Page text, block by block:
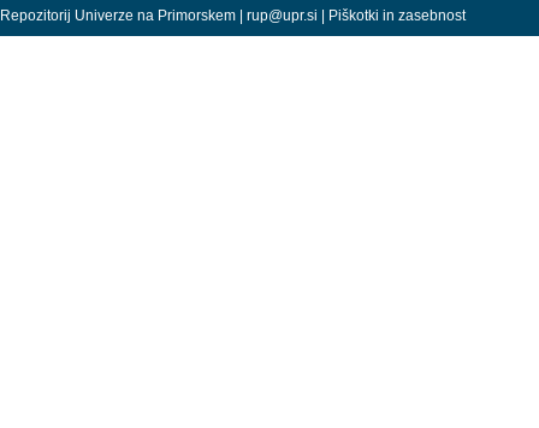
Repozitorij Univerze na Primorskem | rup@upr.si | Piškotki in zasebnost